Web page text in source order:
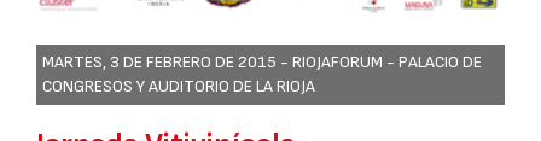
MARTES, 3 DE FEBRERO DE 2015 - RIOJAFORUM - PALACIO DE
CONGRESOS Y AUDITORIO DE LA RIOJA